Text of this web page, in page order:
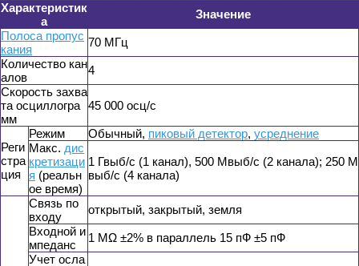
Характеристик
а
Значение
Полоса пропус
кания
70 МГц
Количество кан
алов
4
Скорость захва
та осциллогра
мм
45 000 осц/с
Реги
стра
ция
Режим Обычный, пиковый детектор, усреднение
Макс. дис
кретизаци
я (реальн
ое время)
1 Гвыб/с (1 канал), 500 Мвыб/с (2 канала); 250 М
выб/с (4 канала)
Связь по
входу
открытый, закрытый, земля
Входной и
мпеданс
1 MΩ ±2% в параллель 15 пФ ±5 пФ
Учет осла